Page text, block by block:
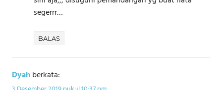
segerrr…
BALAS
Dyahberkata: